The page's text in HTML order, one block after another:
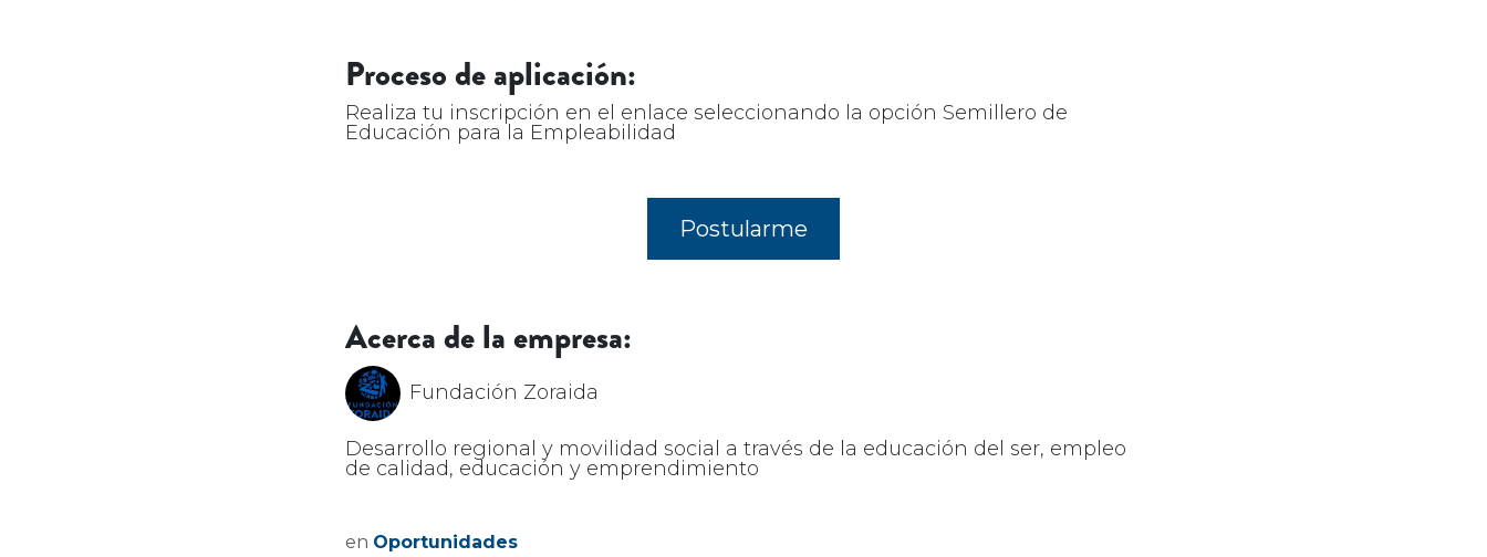
Proceso de aplicación:
Realiza tu inscripción en el enlace seleccionando la opción Semillero de
Educación para la Empleabilidad
Postularme
Acerca de la empresa:
Fundación Zoraida
Desarrollo regional y movilidad social​ a través de la educación del ser, empleo
de calidad, educación y emprendimiento
en Oportunidades